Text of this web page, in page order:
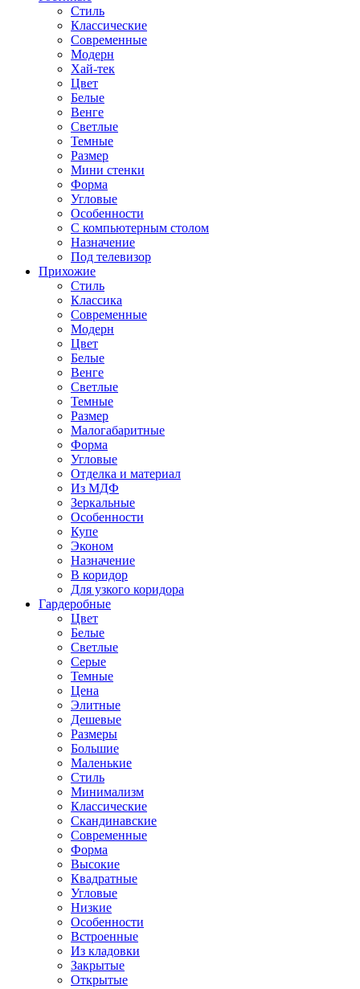
Стиль
Классические
Современные
Модерн
Хай-тек
Цвет
Белые
Венге
Светлые
Темные
Размер
Мини стенки
Форма
Угловые
Особенности
С компьютерным столом
Назначение
Под телевизор
Прихожие
Стиль
Классика
Современные
Модерн
Цвет
Белые
Венге
Светлые
Темные
Размер
Малогабаритные
Форма
Угловые
Отделка и материал
Из МДФ
Зеркальные
Особенности
Купе
Эконом
Назначение
В коридор
Для узкого коридора
Гардеробные
Цвет
Белые
Светлые
Серые
Темные
Цена
Элитные
Дешевые
Размеры
Большие
Маленькие
Стиль
Минимализм
Классические
Скандинавские
Современные
Форма
Высокие
Квадратные
Угловые
Низкие
Особенности
Встроенные
Из кладовки
Закрытые
Открытые